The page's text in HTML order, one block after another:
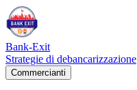
Bank-Exit
Strategie di debancarizzazione
Commercianti